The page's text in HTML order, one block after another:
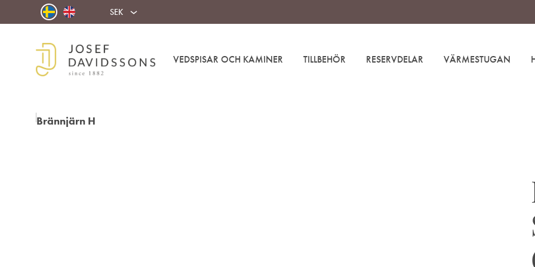
SEK
AB
i
VEDSPISAR OCH KAMINER TILLBEHÖR RESERVDELAR VÄRMESTUGAN